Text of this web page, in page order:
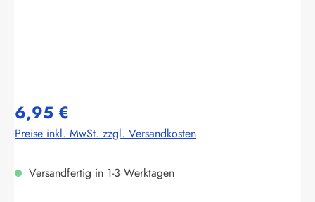
6,95 €
Preise inkl. MwSt. zzgl. Versandkosten
Versandfertig in 1-3 Werktagen